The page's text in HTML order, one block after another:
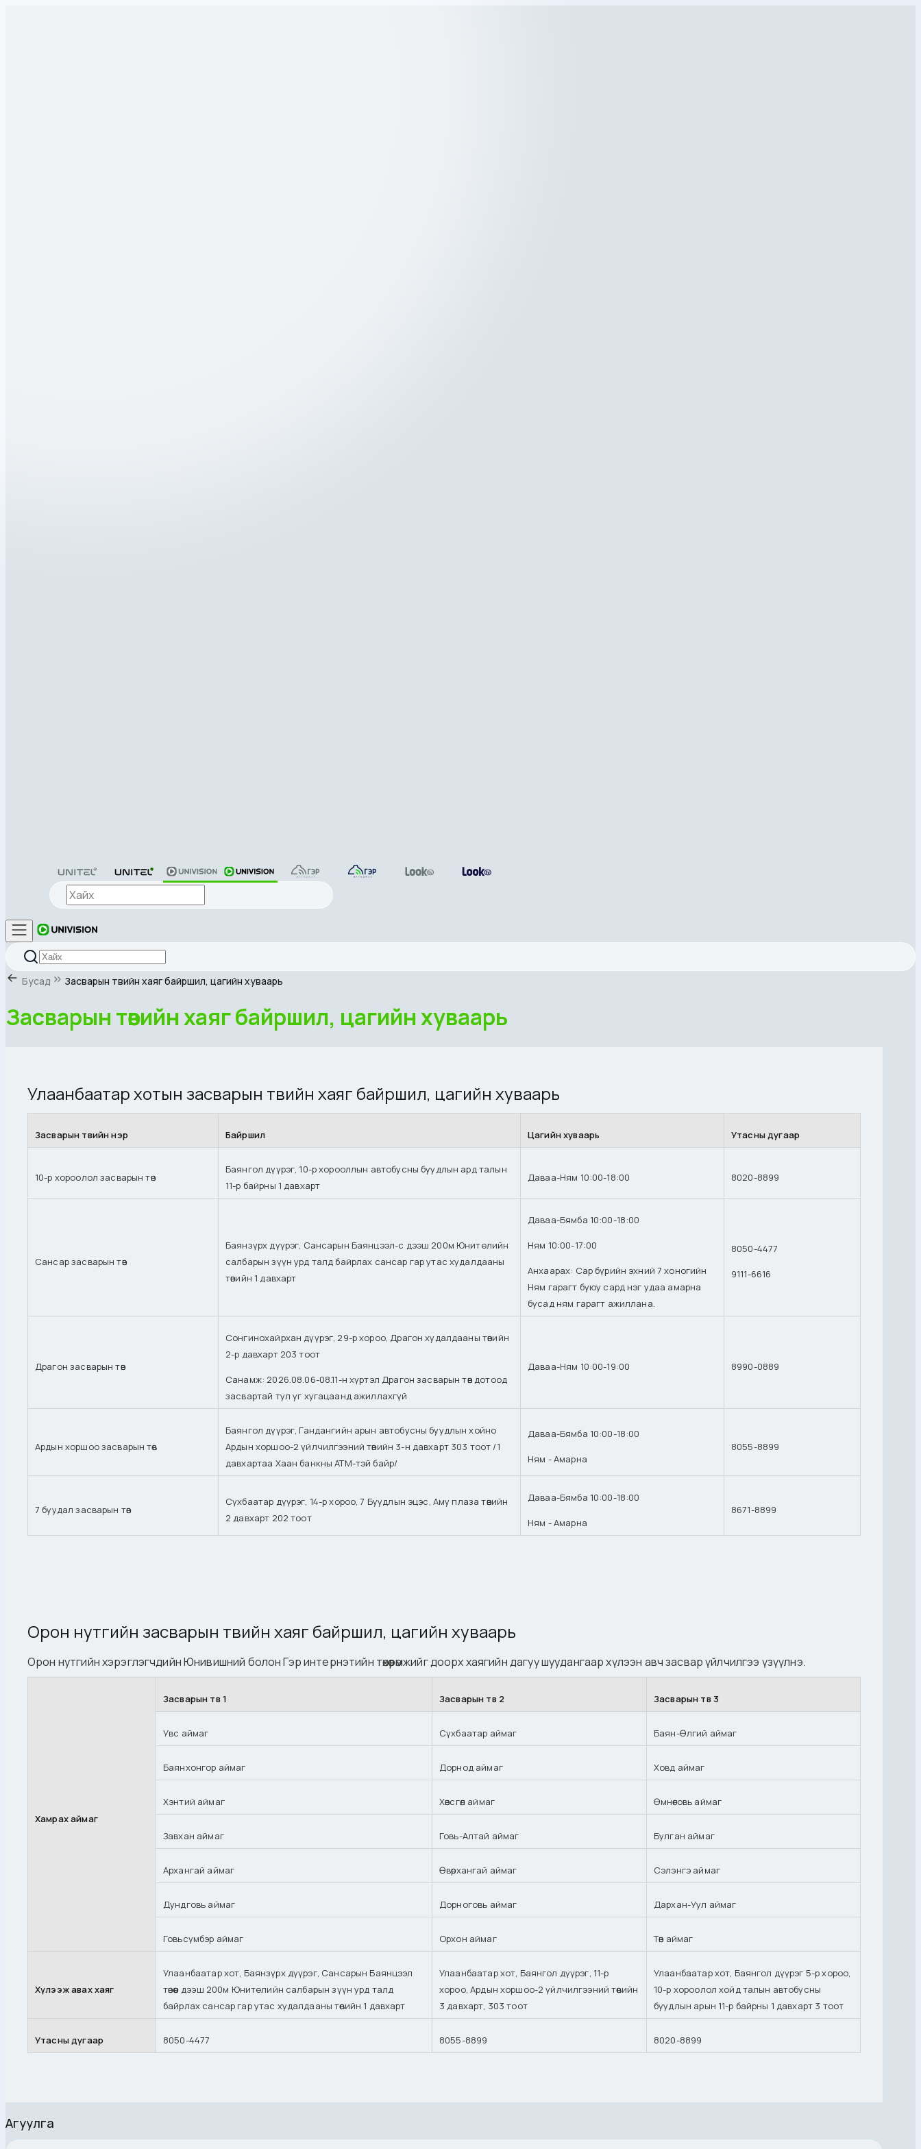
Бусад Засварын төвийн хаяг байршил, цагийн хуваарь
Засварын төвийн хаяг байршил, цагийн хуваарь
Улаанбаатар хотын засварын төвийн хаяг байршил, цагийн хуваарь
Засварын төвийн нэр Байршил Цагийн хуваарь Утасны дугаар
10-р хороолол засварын төв
Баянгол дүүрэг, 10-р хорооллын автобусны буудлын ард талын
11-р байрны 1 давхарт
Даваа-Ням 10:00-18:00 8020-8899
Сансар засварын төв
Баянзүрх дүүрэг, Сансарын Баянцээл-с дээш 200м Юнителийн
салбарын зүүн урд талд байрлах сансар гар утас худалдааны
төвийн 1 давхарт
Даваа-Бямба 10:00-18:00
Ням 10:00-17:00
Анхаарах: Сар бүрийн эхний 7 хоногийн
Ням гарагт буюу сард нэг удаа амарна
бусад ням гарагт ажиллана.
8050-4477
9111-6616
Драгон засварын төв
Сонгинохайрхан дүүрэг, 29-р хороо, Драгон худалдааны төвийн
2-р давхарт 203 тоот
Санамж: 2026.08.06-08.11-н хүртэл Драгон засварын төв дотоод
засвартай тул уг хугацаанд ажиллахгүй
Даваа-Ням 10:00-19:00 8990-0889
Ардын хоршоо засварын төв
Баянгол дүүрэг, Гандангийн арын автобусны буудлын хойно
Ардын хоршоо-2 үйлчилгээний төвийн 3-н давхарт 303 тоот /1
давхартаа Хаан банкны АТМ-тэй байр/
Даваа-Бямба 10:00-18:00
Ням - Амарна
8055-8899
7 буудал засварын төв
Сүхбаатар дүүрэг, 14-р хороо, 7 Буудлын эцэс, Аму плаза төвийн
2 давхарт 202 тоот
Даваа-Бямба 10:00-18:00
Ням - Амарна
8671-8899
Орон нутгийн засварын төвийн хаяг байршил, цагийн хуваарь
Орон нутгийн хэрэглэгчдийн Юнивишний болон Гэр интернэтийн төхөөрөмжийг доорх хаягийн дагуу шуудангаар хүлээн авч засвар үйлчилгээ үзүүлнэ.
Хамрах аймаг
Засварын төв 1 Засварын төв 2 Засварын төв 3
Увс аймаг Сүхбаатар аймаг Баян-Өлгий аймаг
Баянхонгор аймаг Дорнод аймаг Ховд аймаг
Хэнтий аймаг Хөвсгөл аймаг Өмнөговь аймаг
Завхан аймаг Говь-Алтай аймаг Булган аймаг
Архангай аймаг Өвөрхангай аймаг Сэлэнгэ аймаг
Дундговь аймаг Дорноговь аймаг Дархан-Уул аймаг
Говьсүмбэр аймаг Орхон аймаг Төв аймаг
Хүлээж авах хаяг
Улаанбаатар хот, Баянзүрх дүүрэг, Сансарын Баянцээл
төвөөс дээш 200м Юнителийн салбарын зүүн урд талд
байрлах сансар гар утас худалдааны төвийн 1 давхарт
Улаанбаатар хот, Баянгол дүүрэг, 11-р
хороо, Ардын хоршоо-2 үйлчилгээний төвийн
3 давхарт, 303 тоот
Улаанбаатар хот, Баянгол дүүрэг 5-р хороо,
10-р хороолол хойд талын автобусны
буудлын арын 11-р байрны 1 давхарт 3 тоот
Утасны дугаар 8050-4477 8055-8899 8020-8899
Агуулга